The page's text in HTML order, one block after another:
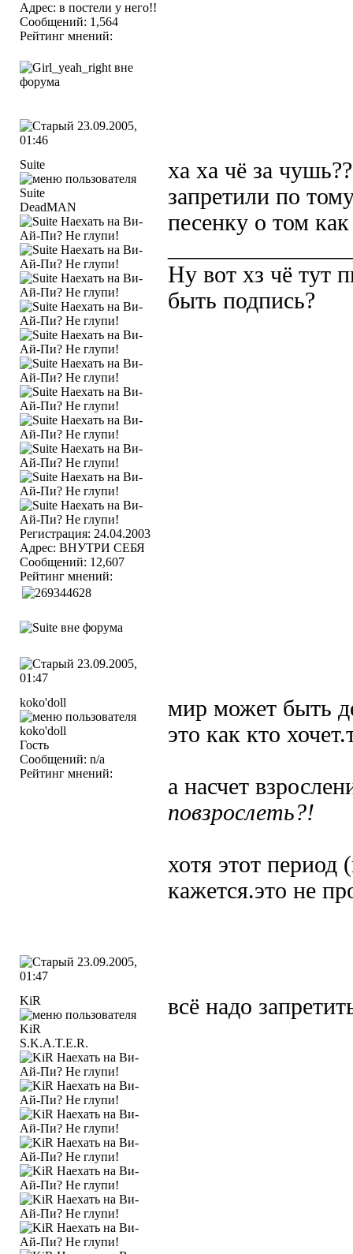
Адрес: в постели у него!!
Сообщений: 1,564
Рейтинг мнений:
23.09.2005,
01:46
Suite
DeadMAN
Регистрация: 24.04.2003
Адрес: ВНУТРИ СЕБЯ
Сообщений: 12,607
Рейтинг мнений:
ха ха чё за
запретили по
песенку о том
Ну вот хз чё тут
быть подпись?
23.09.2005,
01:47
koko'doll
Гость
Сообщений: n/a
Рейтинг мнений:
мир может быть
это как кто
а насчет
повзрослеть?!
хотя этот период
кажется.это не
23.09.2005,
01:47
KiR
S.K.A.T.E.R.
всё надо